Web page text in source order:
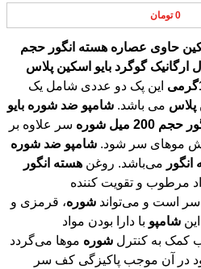
0 تومان
حاوی عصاره هسته انگور حجم
ارگانیک گوگرد بایو اسکین پلاس
این پک دو عددی شامل یک
پلاس می باشد. شامپو ضد شوره بایو
حجم 200 میل شوره سر علاوه بر
مو‌های سر شود. شامپو ضد شوره
انگور می‌باشد. روغن هسته انگور
مرطوب و تقویت کننده
است و می‌تواند شوره، قرمزی و
شامپو با دارا بودن مواد
کمک به کنترل شوره موها می‌گردد
و با توجه به مواد شوینده موجود در آن موجب پاکیزگی کف سر